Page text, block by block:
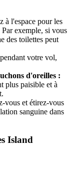
à l'espace pour les
exemple, si vous
des toilettes peut
votre vol,
d'oreilles :
plus paisible et à
vous et étirez-vous
sanguine dans
Island